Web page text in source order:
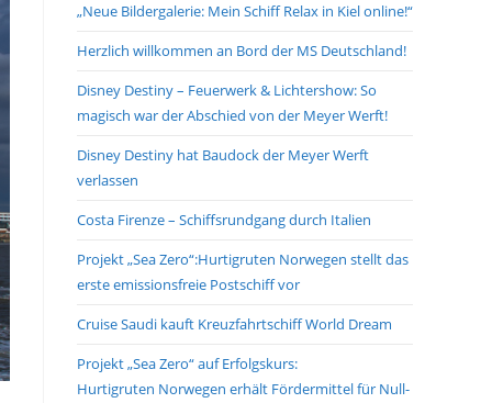
„Neue Bildergalerie: Mein Schiff Relax in Kiel online!“
Herzlich willkommen an Bord der MS Deutschland!
Disney Destiny – Feuerwerk & Lichtershow: So
magisch war der Abschied von der Meyer Werft!
Disney Destiny hat Baudock der Meyer Werft
verlassen
Costa Firenze – Schiffsrundgang durch Italien
Projekt „Sea Zero“:Hurtigruten Norwegen stellt das
erste emissionsfreie Postschiff vor
Cruise Saudi kauft Kreuzfahrtschiff World Dream
Projekt „Sea Zero“ auf Erfolgskurs:
Hurtigruten Norwegen erhält Fördermittel für Null-